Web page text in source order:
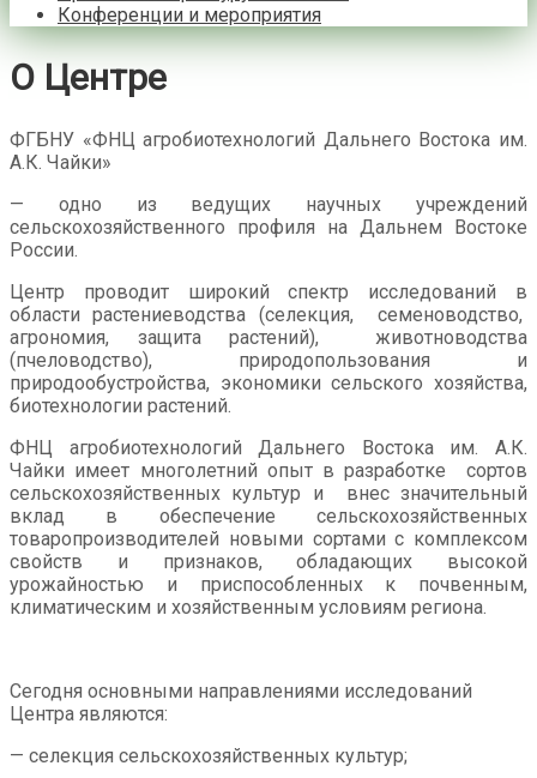
Конференции и мероприятия
О Центре
ФГБНУ «ФНЦ агробиотехнологий Дальнего Востока им.
А.К. Чайки»
— одно из ведущих научных учреждений
сельскохозяйственного профиля на Дальнем Востоке
России.
Центр проводит широкий спектр исследований в
области растениеводства (селекция, семеноводство,
агрономия, защита растений), животноводства
(пчеловодство), природопользования и
природообустройства, экономики сельского хозяйства,
биотехнологии растений.
ФНЦ агробиотехнологий Дальнего Востока им. А.К.
Чайки имеет многолетний опыт в разработке сортов
сельскохозяйственных культур и внес значительный
вклад в обеспечение сельскохозяйственных
товаропроизводителей новыми сортами с комплексом
свойств и признаков, обладающих высокой
урожайностью и приспособленных к почвенным,
климатическим и хозяйственным условиям региона.
Сегодня основными направлениями исследований
Центра являются:
— селекция сельскохозяйственных культур;